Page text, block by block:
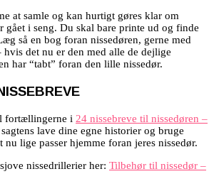
at samle og kan hurtigt gøres klar om
gået i seng. Du skal bare printe ud og finde
æg så en bog foran nissedøren, gerne med
det nu er den med alle de dejlige
har “tabt” foran den lille nissedør.
fortællingerne i 24 nissebreve til nissedøren –
lave dine egne historier og bruge
nu lige passer hjemme foran jeres nissedør.
nissedrillerier her: Tilbehør til nissedør –